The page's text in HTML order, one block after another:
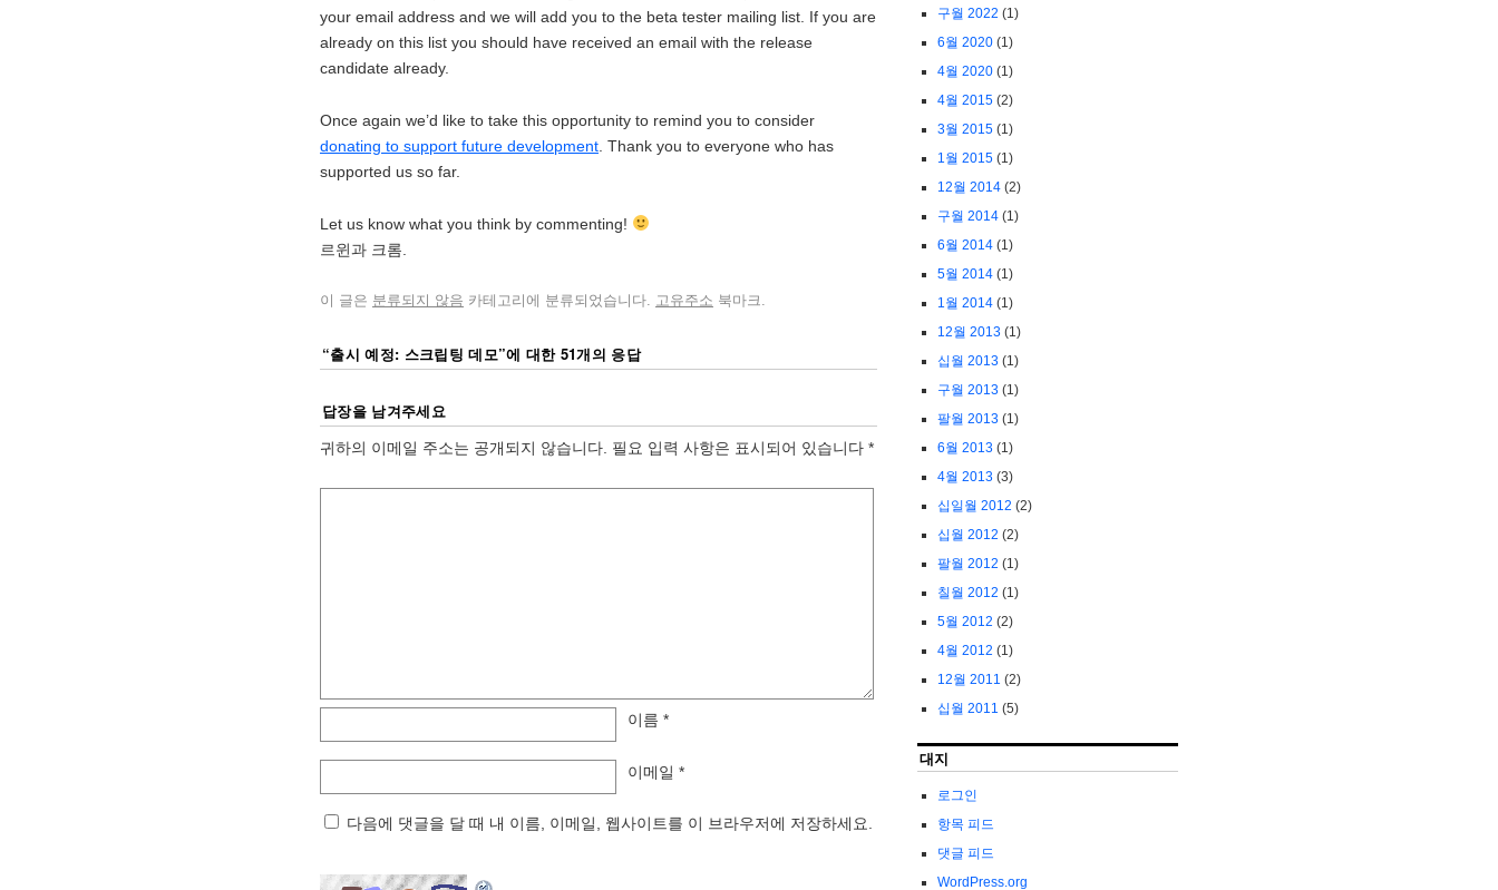
your email address and we will add you to the beta tester mailing list. If you are
already on this list you should have received an email with the release
candidate already.
Once again we’d like to take this opportunity to remind you to consider
donating to support future development . Thank you to everyone who has
supported us so far.
Let us know what you think by commenting!
르윈과 크롬.
이 글은 분류되지 않음 카테고리에 분류되었습니다. 고유주소 북마크.
“출시 예정: 스크립팅 데모”에 대한 51개의 응답
답장을 남겨주세요
귀하의 이메일 주소는 공개되지 않습니다. 필요 입력 사항은 표시되어 있습니다 *
이름 *
이메일 *
다음에 댓글을 달 때 내 이름, 이메일, 웹사이트를 이 브라우저에 저장하세요.
구월 2022 (1)
6월 2020(1)
4월 2020(1)
4월 2015(2)
3월 2015(1)
1월 2015(1)
12월 2014(2)
구월 2014(1)
6월 2014(1)
5월 2014(1)
1월 2014(1)
12월 2013(1)
십월 2013(1)
구월 2013(1)
팔월 2013(1)
6월 2013(1)
4월 2013(3)
십일월 2012 (2)
십월 2012 (2)
팔월 2012 (1)
칠월 2012 (1)
5월 2012 (2)
4월 2012 (1)
12월 2011 (2)
십월 2011 (5)
대지
로그인
항목 피드
댓글 피드
WordPress.org